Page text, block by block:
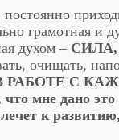
грамотная и
духом –
очищать,
РАБОТЕ С
мне дано
к